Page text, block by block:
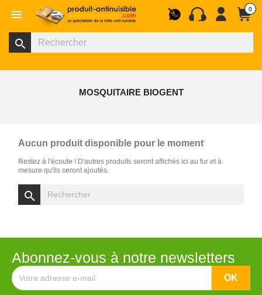
 0
search
MOSQUITAIRE BIOGENT
Aucun produit disponible pour le moment
Restez à l'écoute ! D'autres produits seront affichés ici au fur et à
mesure qu'ils seront ajoutés.
search
Abonnez-vous à notre newsletters